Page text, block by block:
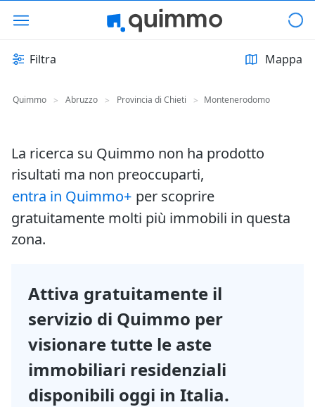
Filtra Mappa
Quimmo > Abruzzo > Provincia di Chieti > Montenerodomo
La ricerca su Quimmo non ha prodotto
risultati ma non preoccuparti,
entra in Quimmo+ per scoprire
gratuitamente molti più immobili in questa
zona.
Attiva gratuitamente il
servizio di Quimmo per
visionare tutte le aste
immobiliari residenziali
disponibili oggi in Italia.